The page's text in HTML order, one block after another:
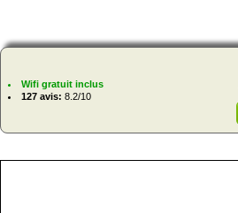
Wifi gratuit inclus
127 avis: 8.2/10